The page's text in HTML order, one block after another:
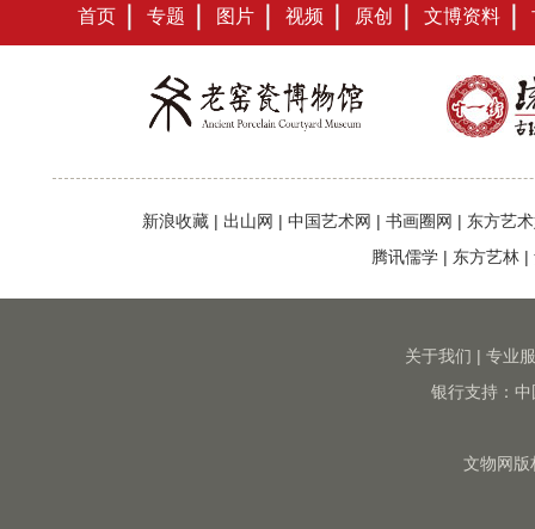
首页 专题 图片 视频 原创 文博资料
新浪收藏 | 出山网 | 中国艺术网 | 书画圈网 | 东方艺
腾讯儒学 | 东方艺林 |
关于我们 | 专业
银行支持：
文物网